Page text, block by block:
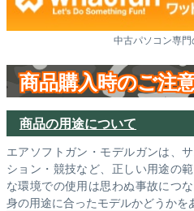
中古パソコン専門
商品購入時のご注
商品の用途について
エアソフトガン・モデルガンは、
ション・競技など、正しい用途の
な環境での使用は思わぬ事故につ
身の用途に合ったモデルかどうかを